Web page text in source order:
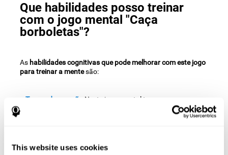
This website uses cookies
Que habilidades posso treinar
com o jogo mental "Caça
borboletas"?
As habilidades cognitivas que pode melhorar com este jogo
para treinar a mentesão:
Tempo de reacção: Neste jogo mental tem que caçar as
borboletas antes de que desapareçam do ecrã, por isso
temos que ter bons reflexos para alcançá-las a tempo e para
reacção. Melhorar esta habilidade cognitiva ajuda-nos a ser